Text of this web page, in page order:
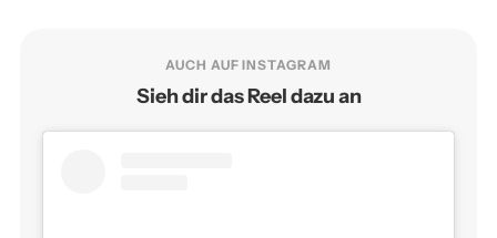
AUCH AUF INSTAGRAM
Sieh dir das Reel dazu an